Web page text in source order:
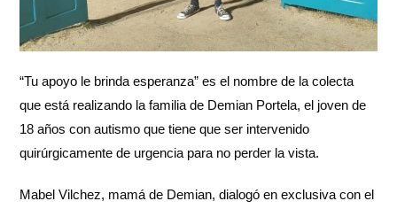
“Tu apoyo le brinda esperanza” es el nombre de la colecta
que está realizando la familia de Demian Portela, el joven de
18 años con autismo que tiene que ser intervenido
quirúrgicamente de urgencia para no perder la vista.
Mabel Vilchez, mamá de Demian, dialogó en exclusiva con el